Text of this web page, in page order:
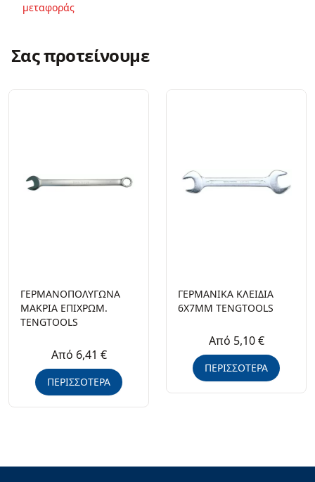
μεταφοράς
Σας προτείνουμε
ΓΕΡΜΑΝΟΠΟΛΥΓΩΝΑ
ΜΑΚΡΙΑ ΕΠΙΧΡΩΜ.
TENGTOOLS
Από 6,41 €
ΠΕΡΙΣΣΟΤΕΡΑ
ΓΕΡΜΑΝΙΚΑ ΚΛΕΙΔΙΑ
6X7MM TENGTOOLS
Από 5,10 €
ΠΕΡΙΣΣΟΤΕΡΑ